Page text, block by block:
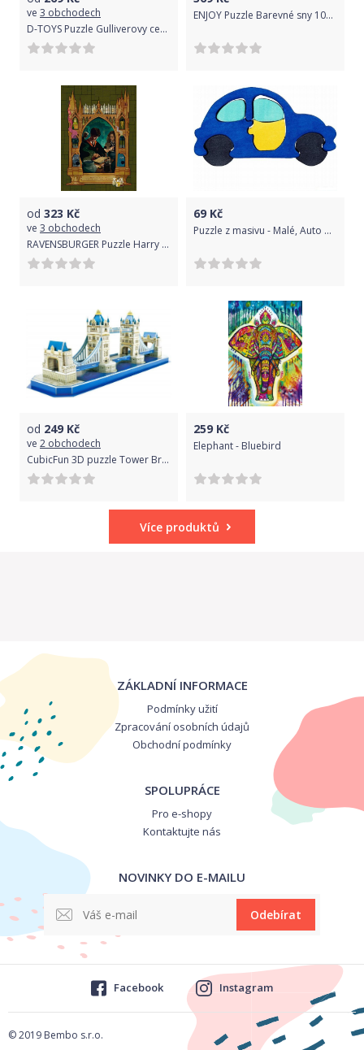
ve 3 obchodech
D-TOYS Puzzle Gulliverovy cesty MAXI 24 dílků
ENJOY Puzzle Barevné sny 1000 dílků
od 323 Kč
ve 3 obchodech
RAVENSBURGER Puzzle Harry Potter 6: Příprava lektvaru 1000 dílků
69 Kč
Puzzle z masivu - Malé, Auto modré (Fauna)
od 249 Kč
ve 2 obchodech
CubicFun 3D puzzle Tower Bridge 52 dílků
259 Kč
Elephant - Bluebird
Více produktů
ZÁKLADNÍ INFORMACE
Podmínky užití
Zpracování osobních údajů
Obchodní podmínky
SPOLUPRÁCE
Pro e-shopy
Kontaktujte nás
NOVINKY DO E-MAILU
Odebírat
© 2019 Bembo s.r.o.
Facebook Instagram